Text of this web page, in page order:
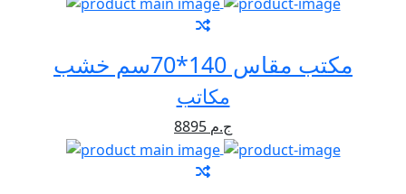
مكتب مقاس 140*70سم خشب
مكاتب
8895 ج.م